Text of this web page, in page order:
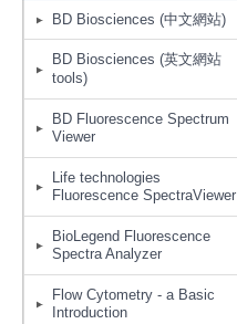
BD Biosciences (中文網站)
BD Biosciences (英文網站
tools)
BD Fluorescence Spectrum
Viewer
Life technologies
Fluorescence SpectraViewer
BioLegend Fluorescence
Spectra Analyzer
Flow Cytometry - a Basic
Introduction